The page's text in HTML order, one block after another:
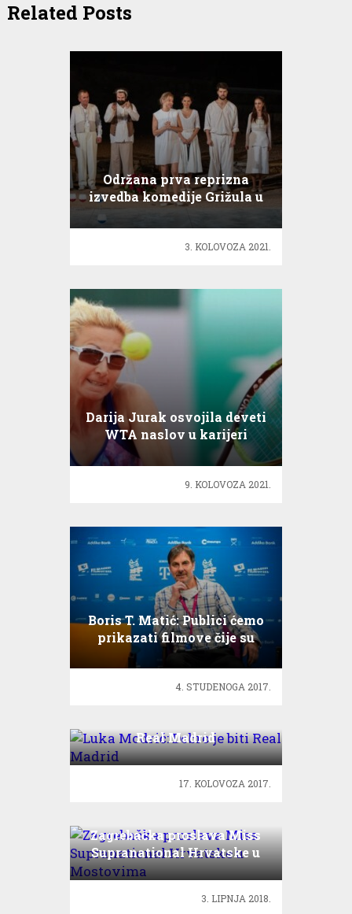
Related Posts
Održana prva reprizna
izvedba komedije Grižula u
parku Gradac
3. KOLOVOZA 2021.
Darija Jurak osvojila deveti
WTA naslov u karijeri
9. KOLOVOZA 2021.
Boris T. Matić: Publici ćemo
prikazati filmove čije su
teme itekako relevantne
4. STUDENOGA 2017.
Real Madrid
17. KOLOVOZA 2017.
Zagrebačka proslava Miss
Supranational Hrvatske u
Mostovima
3. LIPNJA 2018.